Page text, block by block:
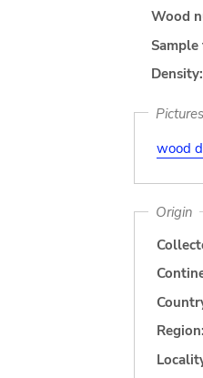
Wood
Sample
Density:
wood
Origin
Region: